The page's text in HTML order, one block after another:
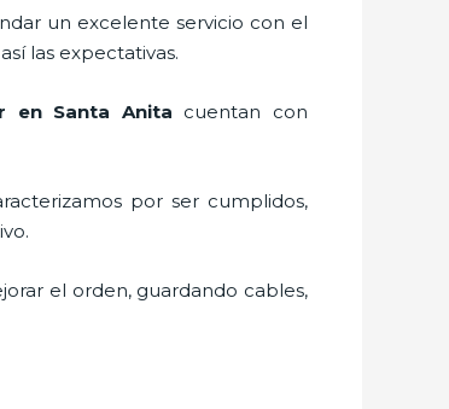
un excelente servicio con el
las expectativas.
en Santa Anita cuentan con
por ser cumplidos,
el orden, guardando cables,